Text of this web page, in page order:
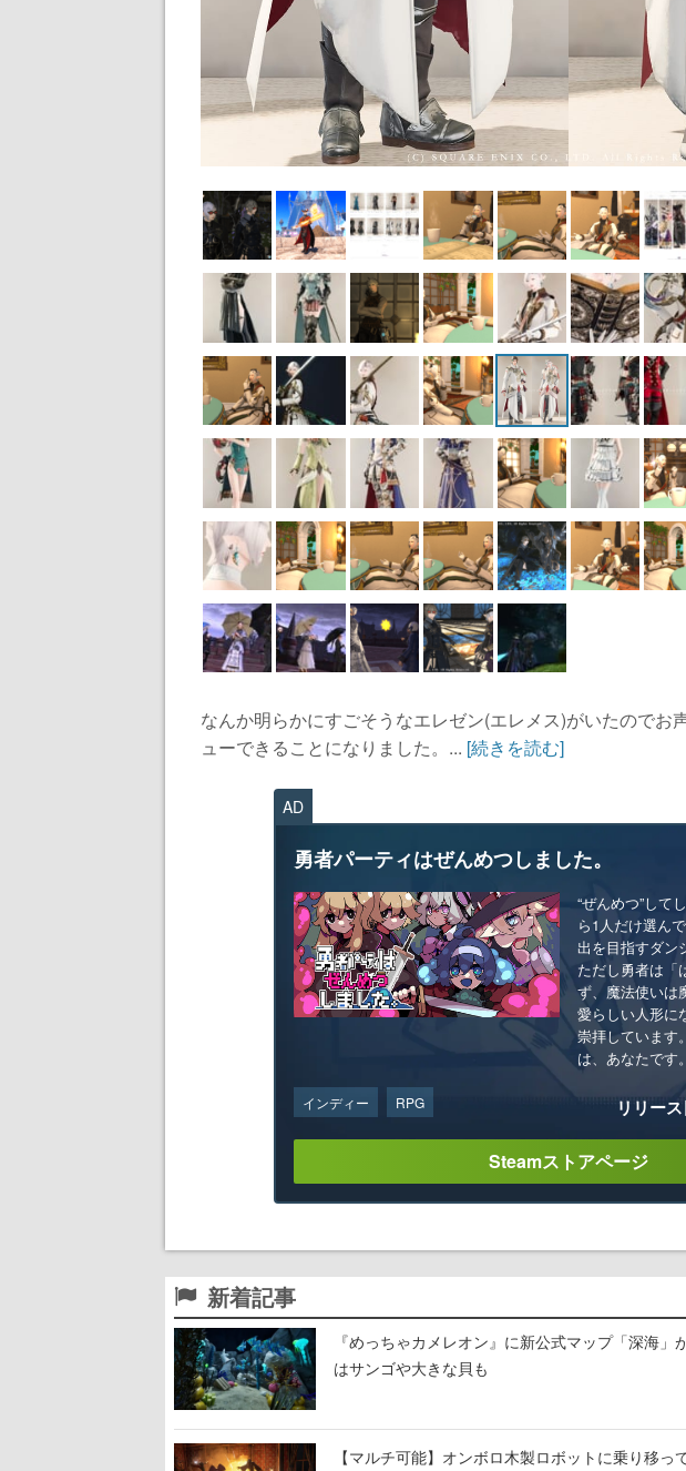
なんか明らかにすごそうなエレゼン(エレメス)がいたのでお
ューできることになりました。... [続きを読む]
AD
勇者パーティはぜんめつしました。
“ぜんめつ”して
ら1人だけ選ん
出を目指すダン
ただし勇者は「
ず、魔法使いは
愛らしい人形に
崇拝しています
は、あなたです。
インディー RPG リリー
Steamストアページ
新着記事
『めっちゃカメレオン』に新公式マップ「深海
はサンゴや大きな貝も
【マルチ可能】オンボロ木製ロボットに乗り移っ